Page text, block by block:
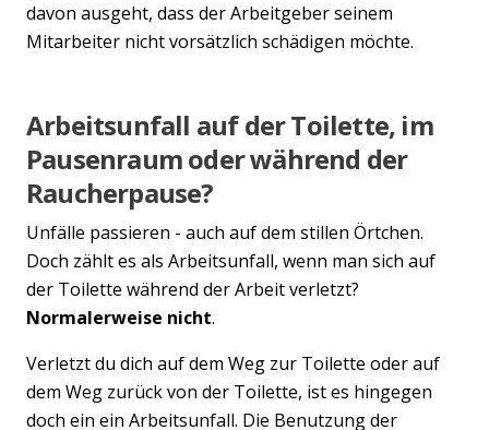
davon ausgeht, dass der Arbeitgeber seinem
Mitarbeiter nicht vorsätzlich schädigen möchte.
Arbeitsunfall auf der Toilette, im
Pausenraum oder während der
Raucherpause?
Unfälle passieren - auch auf dem stillen Örtchen.
Doch zählt es als Arbeitsunfall, wenn man sich auf
der Toilette während der Arbeit verletzt?
Normalerweise nicht.
Verletzt du dich auf dem Weg zur Toilette oder auf
dem Weg zurück von der Toilette, ist es hingegen
doch ein ein Arbeitsunfall. Die Benutzung der